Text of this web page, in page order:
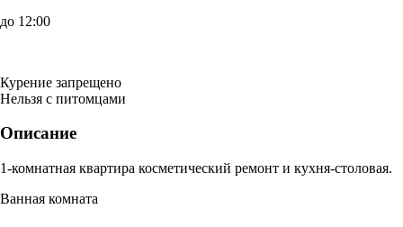
до 12:00
Курение запрещено
Нельзя с питомцами
Описание
1-комнатная квартира косметический ремонт и кухня-столовая.
Ванная комната